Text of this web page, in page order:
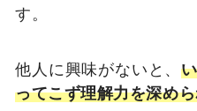
す。
他人に興味がないと、
ってこず理解力を深め